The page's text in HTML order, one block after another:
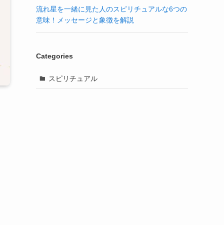
流れ星を一緒に見た人のスピリチュアルな6つの
意味！メッセージと象徴を解説
Categories
スピリチュアル